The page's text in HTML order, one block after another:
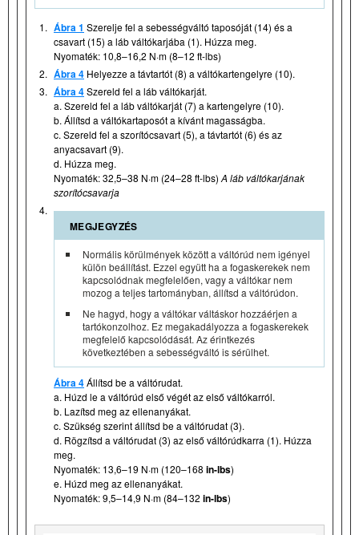
1. Ábra 1 Szerelje fel a sebességváltó taposóját (14) és a
csavart (15) a láb váltókarjába (1). Húzza meg.
Nyomaték: 10,8–16,2 N·m (8–12 ft-lbs)
2. Ábra 4 Helyezze a távtartót (8) a váltókartengelyre (10).
3. Ábra 4Szereld fel a láb váltókarját.
a. Szereld fel a láb váltókarját (7) a kartengelyre (10).
b. Állítsd a váltókartaposót a kívánt magasságba.
c. Szereld fel a szorítócsavart (5), a távtartót (6) és az
anyacsavart (9).
d. Húzza meg.
Nyomaték: 32,5–38 N·m (24–28 ft-lbs) A láb váltókarjának
szorítócsavarja
4.
MEGJEGYZÉS
Normális körülmények között a váltórúd nem igényel
külön beállítást. Ezzel együtt ha a fogaskerekek nem
kapcsolódnak megfelelően, vagy a váltókar nem
mozog a teljes tartományban, állítsd a váltórúdon.
Ne hagyd, hogy a váltókar váltáskor hozzáérjen a
tartókonzolhoz. Ez megakadályozza a fogaskerekek
megfelelő kapcsolódását. Az érintkezés
következtében a sebességváltó is sérülhet.
Ábra 4Állítsd be a váltórudat.
a. Húzd le a váltórúd első végét az első váltókarról.
b. Lazítsd meg az ellenanyákat.
c. Szükség szerint állítsd be a váltórudat (3).
d. Rögzítsd a váltórudat (3) az első váltórúdkarra (1). Húzza
meg.
Nyomaték: 13,6–19 N·m (120–168 in-lbs)
e. Húzd meg az ellenanyákat.
Nyomaték: 9,5–14,9 N·m (84–132 in-lbs)